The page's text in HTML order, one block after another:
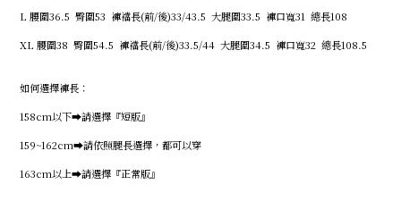
L 腰圍36.5 臀圍53 褲襠長(前/後)33/43.5 大腿圍33.5 褲口寬31 總長108
XL 腰圍38 臀圍54.5 褲襠長(前/後)33.5/44 大腿圍34.5 褲口寬32 總長108.5
如何選擇褲長：
158cm以下➡️請選擇『短版』
159~162cm➡️請依照腿長選擇，都可以穿
163cm以上➡️請選擇『正常版』